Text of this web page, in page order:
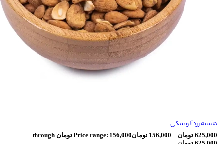
نمکی
–
156,000 تومان Price range: 156,000 تومان through